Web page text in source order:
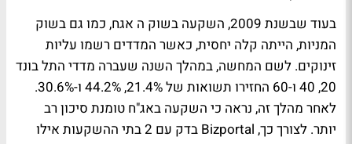
בעוד שבשנת 2009, השקעה בשוק ה אגח, כמו גם בשוק
המניות, הייתה קלה יחסית, כאשר המדדים רשמו עליות
זינוקים. לשם המחשה, במהלך השנה שעברה מדדי התל בונד
20, 40 ו-60 החזירו תשואות של 21.4%, 44.2% ו-30.6%.
לאחר מהלך זה, נראה כי השקעה באג"ח טומנת סיכון רב
יותר. לצורך כך, Bizportal בדק עם 2 בתי ההשקעות אילו